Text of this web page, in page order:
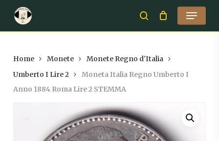
main
search
Menu
Home Monete
Monete Regno d'Italia
Umberto I Lire 2
Moneta Italia Regno Umberto I
Anno 1884 Roma Lire 2 STEMMA
Close